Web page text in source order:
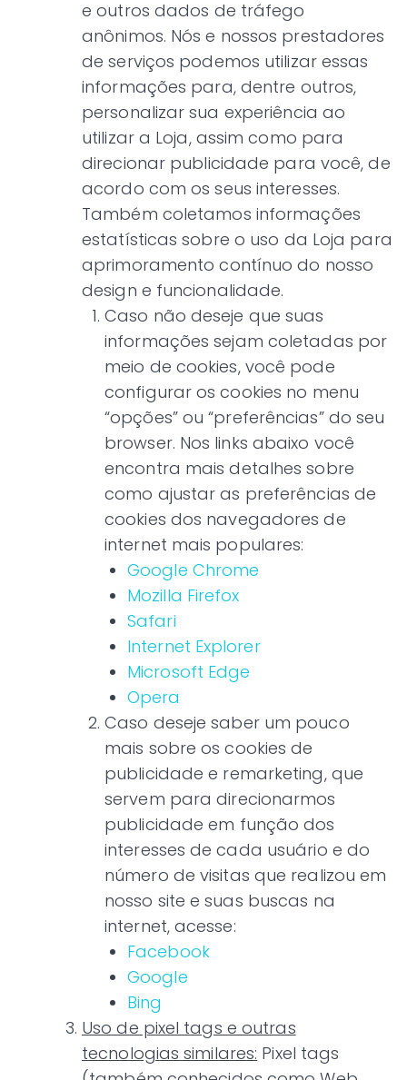
e outros dados de tráfego
anônimos. Nós e nossos prestadores
de serviços podemos utilizar essas
informações para, dentre outros,
personalizar sua experiência ao
utilizar a Loja, assim como para
direcionar publicidade para você, de
acordo com os seus interesses.
Também coletamos informações
estatísticas sobre o uso da Loja para
aprimoramento contínuo do nosso
design e funcionalidade.
Caso não deseje que suas
informações sejam coletadas por
meio de cookies, você pode
configurar os cookies no menu
“opções” ou “preferências” do seu
browser. Nos links abaixo você
encontra mais detalhes sobre
como ajustar as preferências de
cookies dos navegadores de
internet mais populares:
Google Chrome
Mozilla Firefox
Safari
Internet Explorer
Microsoft Edge
Opera
Caso deseje saber um pouco
mais sobre os cookies de
publicidade e remarketing, que
servem para direcionarmos
publicidade em função dos
interesses de cada usuário e do
número de visitas que realizou em
nosso site e suas buscas na
internet, acesse:
Facebook
Google
Bing
Uso de pixel tags e outras
tecnologias similares: Pixel tags